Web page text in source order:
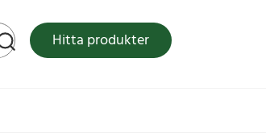
Hitta produkter